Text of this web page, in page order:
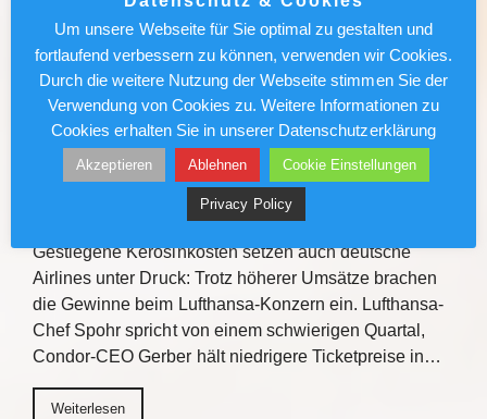
Verkaufstipps, direktem Austausch und
Gewinnchancen bietet die Veranstaltungsreihe
Einblicke zu den Fluss- und…
Weiterlesen
Lufthansa/Condor: Kerosinkosten
drücken den Gewinn
Gestiegene Kerosinkosten setzen auch deutsche
Airlines unter Druck: Trotz höherer Umsätze brachen
die Gewinne beim Lufthansa-Konzern ein. Lufthansa-
Chef Spohr spricht von einem schwierigen Quartal,
Condor-CEO Gerber hält niedrigere Ticketpreise in…
Weiterlesen
Um unsere Webseite für Sie optimal zu gestalten und
fortlaufend verbessern zu können, verwenden wir Cookies.
Durch die weitere Nutzung der Webseite stimmen Sie der
Verwendung von Cookies zu. Weitere Informationen zu
Cookies erhalten Sie in unserer Datenschutzerklärung
Akzeptieren Ablehnen Cookie Einstellungen
Privacy Policy